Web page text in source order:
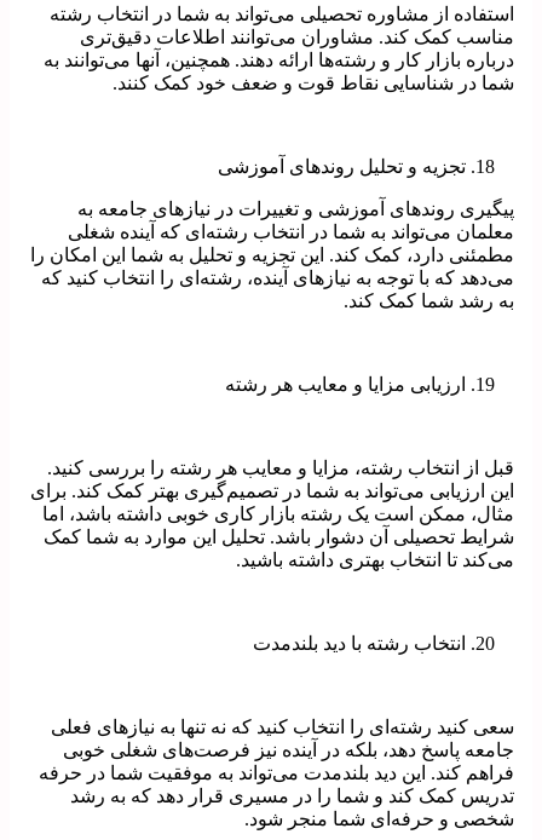
استفاده از مشاوره تحصیلی می‌تواند به شما در انتخاب رشته
مناسب کمک کند. مشاوران می‌توانند اطلاعات دقیق‌تری
درباره بازار کار و رشته‌ها ارائه دهند. همچنین، آنها می‌توانند به
شما در شناسایی نقاط قوت و ضعف خود کمک کنند.
تجزیه و تحلیل روندهای آموزشی
پیگیری روندهای آموزشی و تغییرات در نیازهای جامعه به
معلمان می‌تواند به شما در انتخاب رشته‌ای که آینده شغلی
مطمئنی دارد، کمک کند. این تجزیه و تحلیل به شما این امکان را
می‌دهد که با توجه به نیازهای آینده، رشته‌ای را انتخاب کنید که
به رشد شما کمک کند.
ارزیابی مزایا و معایب هر رشته
قبل از انتخاب رشته، مزایا و معایب هر رشته را بررسی کنید.
این ارزیابی می‌تواند به شما در تصمیم‌گیری بهتر کمک کند. برای
مثال، ممکن است یک رشته بازار کاری خوبی داشته باشد، اما
شرایط تحصیلی آن دشوار باشد. تحلیل این موارد به شما کمک
می‌کند تا انتخاب بهتری داشته باشید.
انتخاب رشته با دید بلندمدت
سعی کنید رشته‌ای را انتخاب کنید که نه تنها به نیازهای فعلی
جامعه پاسخ دهد، بلکه در آینده نیز فرصت‌های شغلی خوبی
فراهم کند. این دید بلندمدت می‌تواند به موفقیت شما در حرفه
تدریس کمک کند و شما را در مسیری قرار دهد که به رشد
شخصی و حرفه‌ای شما منجر شود.